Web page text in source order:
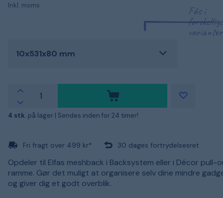
Inkl. moms
Fås i
forskellige
varianter
10x531x80 mm
4 stk. på lager | Sendes inden for 24 timer!
Fri fragt over 499 kr* 30 dages fortrydelsesret
Opdeler til Elfas meshback i Backsystem eller i Décor pull-
ramme. Gør det muligt at organisere selv dine mindre
og giver dig et godt overblik.